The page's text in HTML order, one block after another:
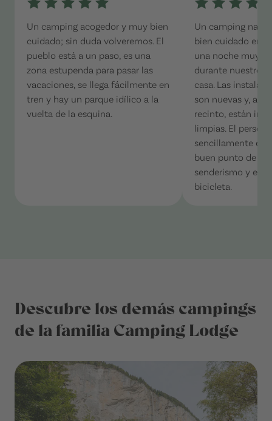
Un camping acogedor y muy bien
cuidado; sin duda volveremos. El
pueblo está a un paso, es una
zona estupenda para pasar las
vacaciones, se llega fácilmente en
tren y hay un parque idílico a la
vuelta de la esquina.
Un camping
bien cuidado en
una noche muy
durante nuestro
casa. Las
son nuevas y, al
recinto, están
limpias. El
sencillamente
buen punto de
senderismo y
bicicleta.
Descubre los demás campings
de la familia Camping Lodge